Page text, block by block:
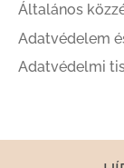
Általános
Adatvédelem
Adatvédelmi